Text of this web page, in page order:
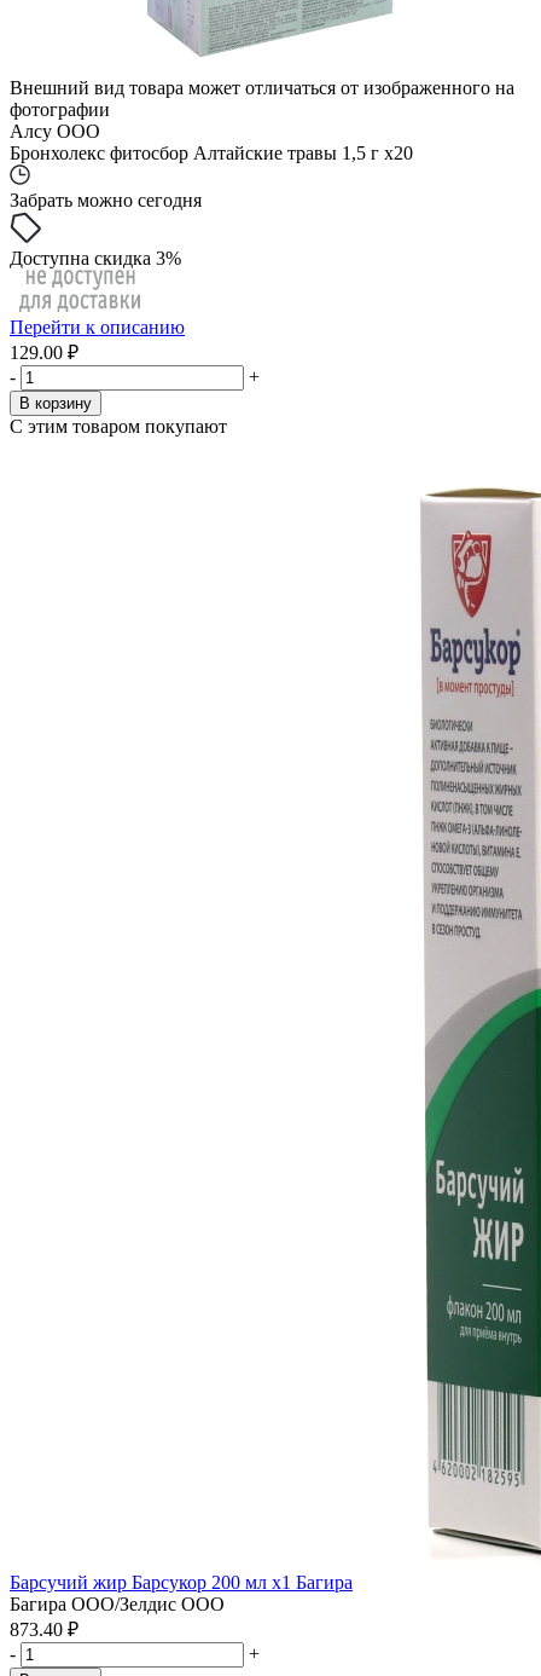
Внешний вид товара может отличаться от изображенного на
фотографии
Алсу ООО
Бронхолекс фитосбор Алтайские травы 1,5 г x20
Забрать можно сегодня
Доступна скидка 3%
Перейти к описанию
129.00 ₽
-
+
В корзину
С этим товаром покупают
Барсучий жир Барсукор 200 мл x1 Багира
Багира ООО/Зелдис ООО
873.40 ₽
-
+